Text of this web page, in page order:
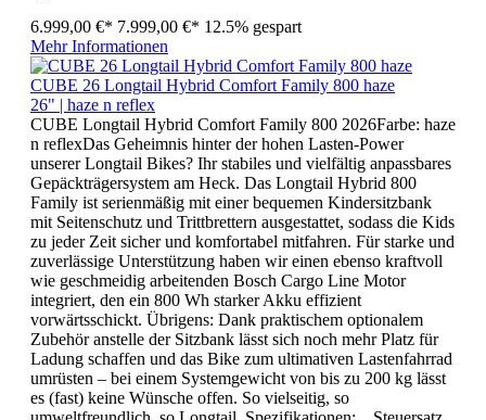
6.999,00 €* 7.999,00 €* 12.5% gespart
Mehr Informationen
CUBE 26 Longtail Hybrid Comfort Family 800 haze
26" | haze n reflex
CUBE Longtail Hybrid Comfort Family 800 2026Farbe: haze
n reflexDas Geheimnis hinter der hohen Lasten-Power
unserer Longtail Bikes? Ihr stabiles und vielfältig anpassbares
Gepäckträgersystem am Heck. Das Longtail Hybrid 800
Family ist serienmäßig mit einer bequemen Kindersitzbank
mit Seitenschutz und Trittbrettern ausgestattet, sodass die Kids
zu jeder Zeit sicher und komfortabel mitfahren. Für starke und
zuverlässige Unterstützung haben wir einen ebenso kraftvoll
wie geschmeidig arbeitenden Bosch Cargo Line Motor
integriert, den ein 800 Wh starker Akku effizient
vorwärtsschickt. Übrigens: Dank praktischem optionalem
Zubehör anstelle der Sitzbank lässt sich noch mehr Platz für
Ladung schaffen und das Bike zum ultimativen Lastenfahrrad
umrüsten – bei einem Systemgewicht von bis zu 200 kg lässt
es (fast) keine Wünsche offen. So vielseitig, so